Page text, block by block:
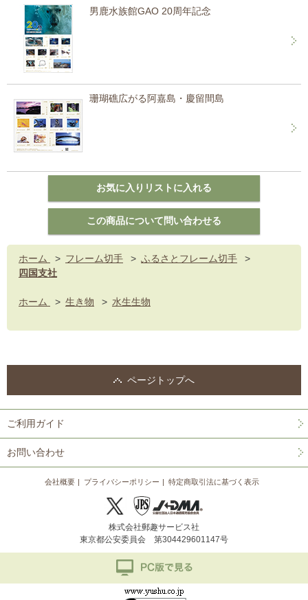
男鹿水族館GAO 20周年記念
珊瑚礁広がる阿嘉島・慶留間島
ホーム > フレーム切手 > ふるさとフレーム切手
>
四国支社
ホーム > 生き物 > 水生生物
ページトップへ
ご利用ガイド
お問い合わせ
会社概要 プライバシーポリシー 特定商取引法に基づく表示
株式会社郵趣サービス社
東京都公安委員会 第304429601147号